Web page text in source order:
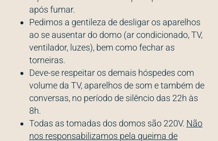
após fumar.
Pedimos a gentileza de desligar os aparelhos
ao se ausentar do domo (ar condicionado, TV,
ventilador, luzes), bem como fechar as
torneiras.
Deve-se respeitar os demais hóspedes com
volume da TV, aparelhos de som e também de
conversas, no período de silêncio das 22h às
8h.
Todas as tomadas dos domos são 220V. Não
nos responsabilizamos pela queima de